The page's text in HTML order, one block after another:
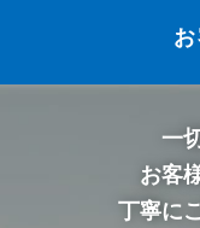
一
お客
丁寧に